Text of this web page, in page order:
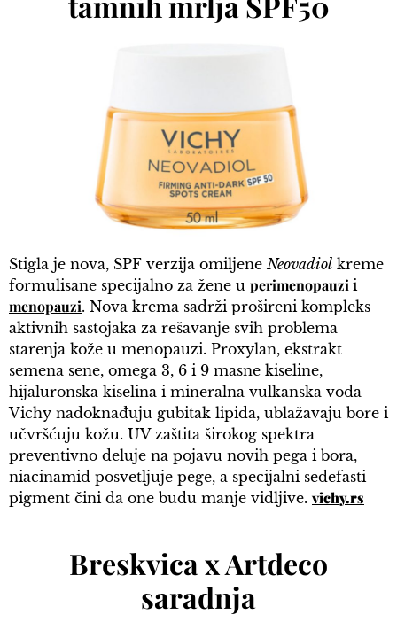
Stigla je nova, SPF verzija omiljene Neovadiol kreme
formulisane specijalno za žene u perimenopauzi i
menopauzi. Nova krema sadrži prošireni kompleks
aktivnih sastojaka za rešavanje svih problema
starenja kože u menopauzi. Proxylan, ekstrakt
semena sene, omega 3, 6 i 9 masne kiseline,
hijaluronska kiselina i mineralna vulkanska voda
Vichy nadoknađuju gubitak lipida, ublažavaju bore i
učvršćuju kožu. UV zaštita širokog spektra
preventivno deluje na pojavu novih pega i bora,
niacinamid posvetljuje pege, a specijalni sedefasti
pigment čini da one budu manje vidljive. vichy.rs
Breskvica x Artdeco
saradnja